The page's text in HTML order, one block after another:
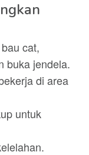
cat,
buka jendela.
di area
untuk